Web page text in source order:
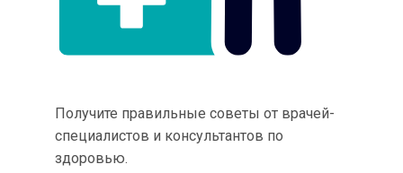
Получите правильные советы от врачей-
специалистов и консультантов по
здоровью.